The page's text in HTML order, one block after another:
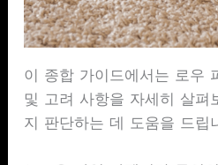
이 종합 가이드에서는 로우
및 고려 사항을 자세히 살펴
지 판단하는 데 도움을 드립